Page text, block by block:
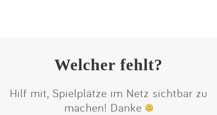
Welcher fehlt?
Hilf mit, Spielplätze im Netz sichtbar zu
machen! Danke